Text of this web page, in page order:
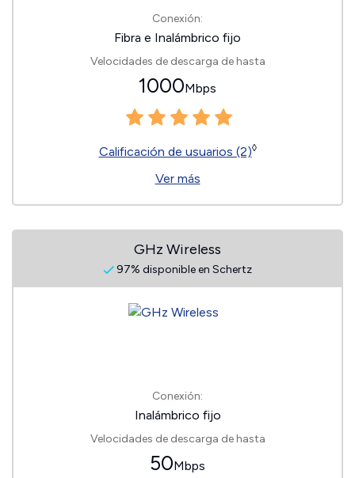
Conexión:
Fibra e Inalámbrico fijo
Velocidades de descarga de hasta
1000Mbps
Calificación de usuarios (2)◊
Ver más
GHz Wireless
97% disponible en Schertz
Conexión:
Inalámbrico fijo
Velocidades de descarga de hasta
50Mbps